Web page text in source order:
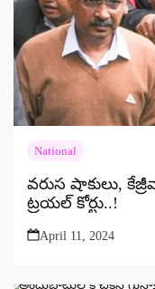
National
వరుస షాకులు,
ట్రయల్ కోర్టు..!
April 11, 2024